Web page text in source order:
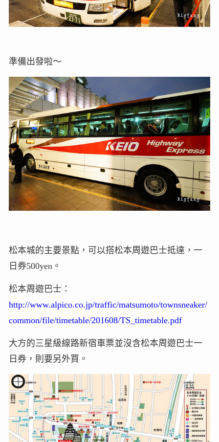
準備出發啦～
松本城的主要景點，可以搭松本周遊巴士抵達，一
日券500yen。
松本周遊巴士：
http://www.alpico.co.jp/traffic/matsumoto/townsneaker/
common/file/timetable/201608/TS_timetable.pdf
大方的三星級線路新宿車票並沒含松本周遊巴士一
日券，則要另外買。